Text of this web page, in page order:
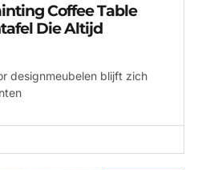
Coffee Table
Die Altijd
designmeubelen blijft zich